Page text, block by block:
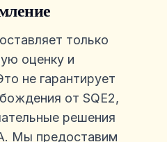
только
оценку и
не гарантирует
от SQE2,
решения
Мы предоставим